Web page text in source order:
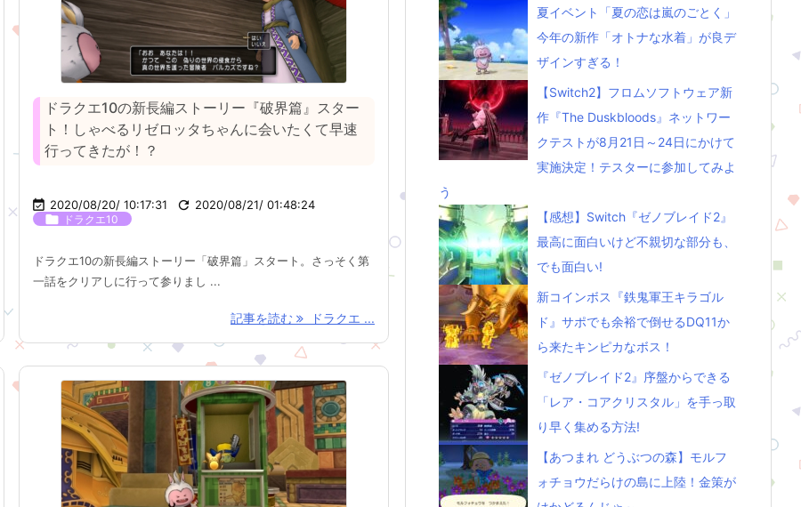
ドラクエ10の新長編ストーリー『破界篇』スター
ト！しゃべるリゼロッタちゃんに会いたくて早速
行ってきたが！？
 2020/08/20/ 10:17:31  2020/08/21/ 01:48:24
 ドラクエ10
ドラクエ10の新長編ストーリー「破界篇」スタート。さっそく第
一話をクリアしに行って参りまし ...
記事を読む ドラクエ ...
夏イベント「夏の恋は嵐のごとく」
今年の新作「オトナな水着」が良デ
ザインすぎる！
【Switch2】フロムソフトウェア新
作『The Duskbloods』ネットワー
クテストが8月21日～24日にかけて
実施決定！テスターに参加してみよ
う
【感想】Switch『ゼノブレイド2』
最高に面白いけど不親切な部分も、
でも面白い!
新コインボス『鉄鬼軍王キラゴル
ド』サポでも余裕で倒せるDQ11か
ら来たキンピカなボス！
『ゼノブレイド2』序盤からできる
「レア・コアクリスタル」を手っ取
り早く集める方法!
【あつまれ どうぶつの森】モルフ
ォチョウだらけの島に上陸！金策が